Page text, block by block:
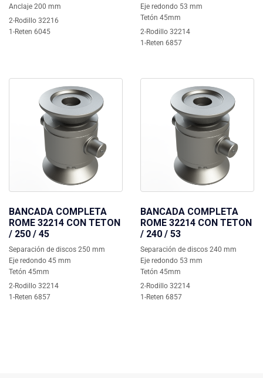
Anclaje 200 mm
2-Rodillo 32216
1-Reten 6045
Eje redondo 53 mm
Tetón 45mm
2-Rodillo 32214
1-Reten 6857
BANCADA COMPLETA
ROME 32214 CON TETON
/ 250 / 45
Separación de discos 250 mm
Eje redondo 45 mm
Tetón 45mm
2-Rodillo 32214
1-Reten 6857
BANCADA COMPLETA
ROME 32214 CON TETON
/ 240 / 53
Separación de discos 240 mm
Eje redondo 53 mm
Tetón 45mm
2-Rodillo 32214
1-Reten 6857